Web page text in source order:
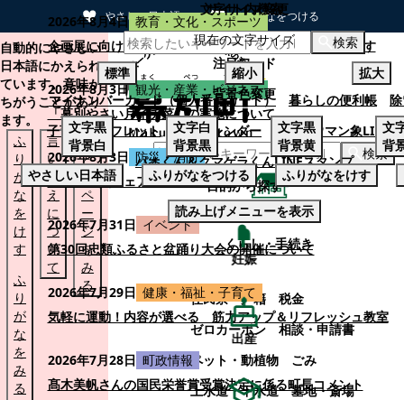
やさしい日本語 ひらがなをつける
本文へスキップする
自動的にやさしい
日本語にかえられ
ています。意味が
ちがうことがあり
ます。
ふ
り
が
な
を
け
す
ふ
り
が
な
を
み
る
言
い
替
え
に
つ
い
て
も
と
の
ペ
ー
ジ
を
み
る
検索
くらし・手続き
くらし・手続き
住民票・戸籍
税金
ゼロカーボン
相談・申請書
ペット・動植物
ごみ
上水道・下水道
墓地・斎場
2026年8月4日 教育・文化・スポーツ
企画展に向けて：安東ウメ子さんとの思い出を募集します
2026年8月3日 観光・産業・ビジネス
「幕別やさい月イチ菜」の実施について
2026年8月3日 防災・消防
幕別町防災フェアの開催について
2026年7月31日 イベント
第30回忠類ふるさと盆踊り大会の開催について
2026年7月29日 健康・福祉・子育て
気軽に運動！内容が選べる 筋力アップ＆リフレッシュ教室
2026年7月28日 町政情報
髙木美帆さんの国民栄誉賞受賞決定に係る町長コメント
サイト内検索
検索
注目ワード
マイナンバーカード（個人番号カード） 暮らしの便利帳
子育てパンフレット
ごみカレンダー
忠類ナウマン象LINE
パオくん＆クマゲラくんLINEスタンプ
目的から探す
妊娠
出産
文字サイズ変更
現在の文字サイズ
標準
縮小
拡大
背景色変更
文字黒
背景白
文字白
背景黒
文字黒
背景黄
文
背
やさしい日本語
ふりがなをつける ふりがなをけす
読み上げメニューを表示